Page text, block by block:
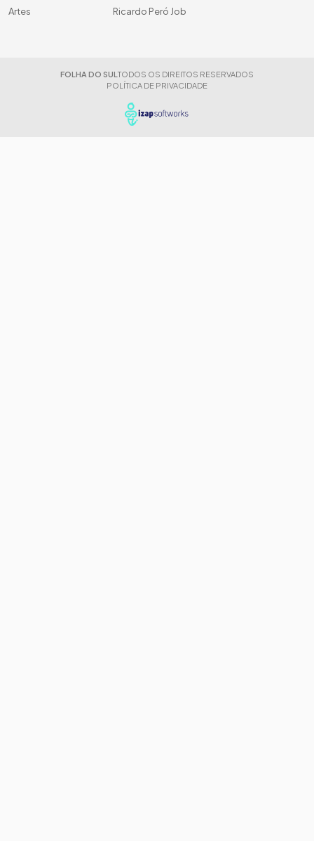
Artes
Ricardo Peró Job
FOLHA DO SUL TODOS OS DIREITOS RESERVADOS
POLÍTICA DE PRIVACIDADE